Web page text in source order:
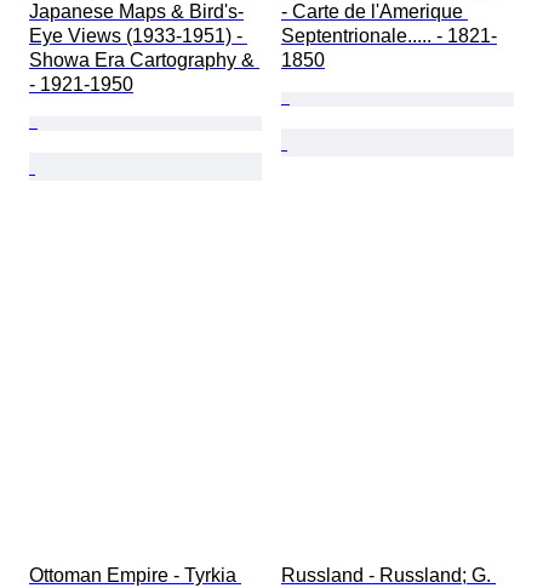
Japanese Maps & Bird's-
Eye Views (1933-1951) -
Showa Era Cartography &
- 1921-1950
- Carte de l'Amerique
Septentrionale..... - 1821-
1850
Ottoman Empire - Tyrkia
Russland - Russland; G.